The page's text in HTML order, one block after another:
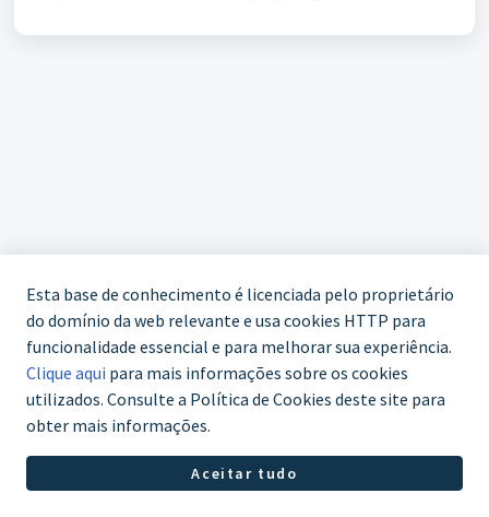
WhatsApp (61) 3772-7800
Esta base de conhecimento é licenciada pelo proprietário
do domínio da web relevante e usa cookies HTTP para
funcionalidade essencial e para melhorar sua experiência.
Clique aqui para mais informações sobre os cookies
utilizados. Consulte a Política de Cookies deste site para
obter mais informações.
Aceitar tudo